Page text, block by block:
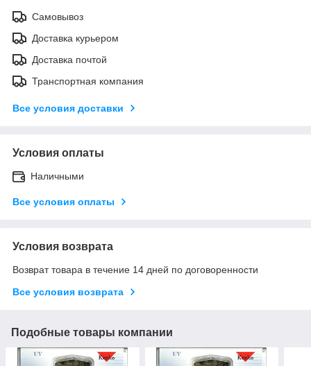
Самовывоз
Доставка курьером
Доставка почтой
Транспортная компания
Все условия доставки
Условия оплаты
Наличными
Все условия оплаты
Условия возврата
Возврат товара в течение 14 дней по договоренности
Все условия возврата
Подобные товары компании